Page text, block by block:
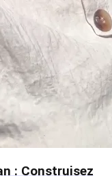
: Construisez